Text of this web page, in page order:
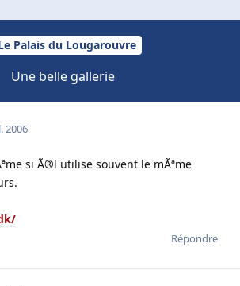
Palais du Lougarouvre
Une belle gallerie
2006
si Ã®l utilise souvent le mÃªme
Répondre